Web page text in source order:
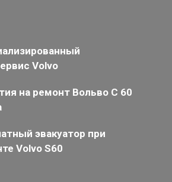
Volvo
на ремонт Вольво С 60
эвакуатор при
Volvo S60